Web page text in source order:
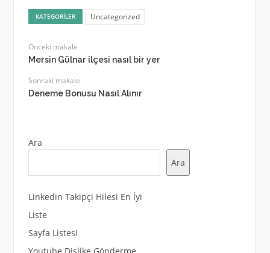
KATEGORILER Uncategorized
Önceki makale
Mersin Gülnar ilçesi nasıl bir yer
Sonraki makale
Deneme Bonusu Nasıl Alınır
Ara
Ara
Linkedin Takipçi Hilesi En İyi
Liste
Sayfa Listesi